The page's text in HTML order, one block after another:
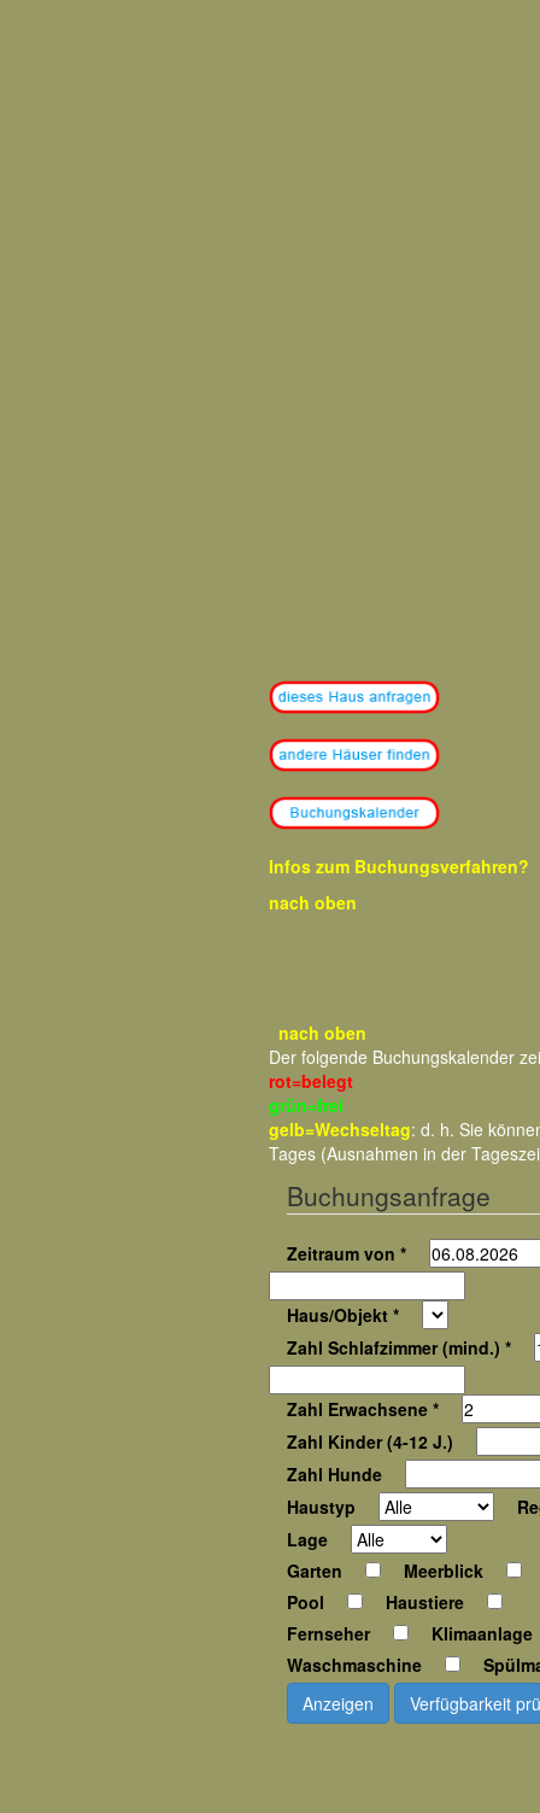
Infos zum Buchungsverfahren?
nach oben
nach oben
Der folgende Buchungskalender
rot=belegt
grün=frei
gelb=Wechseltag: d. h. Sie
Tages (Ausnahmen in der
Buchungsanfrage
Zeitraum von *
Haus/Objekt *
Zahl Schlafzimmer (mind.) *
Zahl Erwachsene *
Zahl Kinder (4-12 J.)
Zahl Hunde
Haustyp
Lage
Garten
Meerblick
Pool
Haustiere
Fernseher
Klimaanlage
Waschmaschine
Anzeigen
Verfügbarkeit